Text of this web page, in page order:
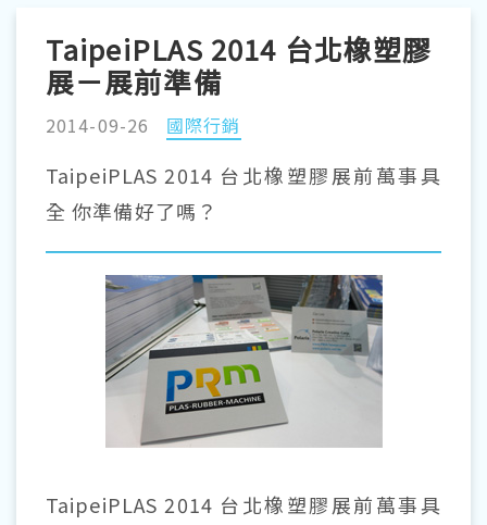
TaipeiPLAS 2014 台北橡塑膠
展－展前準備
2014-09-26 國際行銷
TaipeiPLAS 2014 台北橡塑膠展前萬事具
全 你準備好了嗎？
TaipeiPLAS 2014 台北橡塑膠展前萬事具